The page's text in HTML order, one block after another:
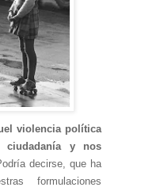
violencia política
y nos
decirse, que ha
formulaciones